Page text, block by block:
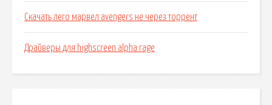
Скачать лего марвел avengers не через торрент
Драйверы для highscreen alpha rage